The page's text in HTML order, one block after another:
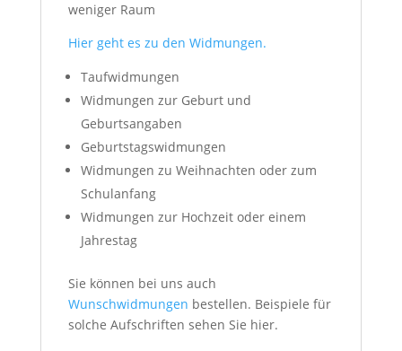
weniger Raum
Hier geht es zu den Widmungen.
Taufwidmungen
Widmungen zur Geburt und
Geburtsangaben
Geburtstagswidmungen
Widmungen zu Weihnachten oder zum
Schulanfang
Widmungen zur Hochzeit oder einem
Jahrestag
Sie können bei uns auch
Wunschwidmungen bestellen. Beispiele für
solche Aufschriften sehen Sie hier.